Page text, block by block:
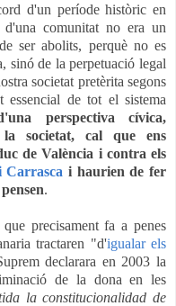
d'un període històric en
comunitat no era un
ser abolits, perquè no es
sinó de la perpetuació legal
societat pretèrita segons
de tot el sistema
perspectiva cívica,
societat, cal que ens
de València i contra els
Carrasca i haurien de fer
.
precisament fa a penes
tractaren "d'igualar els
declarara en 2003 la
de la dona en les
la constitucionalidad de